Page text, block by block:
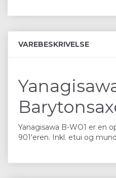
VAREBESKRIVELSE
Yanagisawa B-WO1 er en
901'eren. Inkl. etui og